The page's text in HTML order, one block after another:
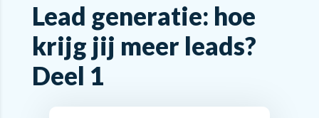
Lead generatie: hoe
krijg jij meer leads?
Deel 1